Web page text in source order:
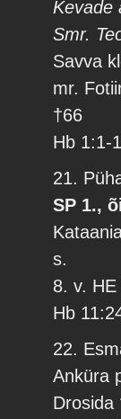
Kevade
Smr.
Savva
mr.
†66
Hb 1:1-
21.
SP 1.,
s.
8. v.
Hb
22.
Anküra
Drosida